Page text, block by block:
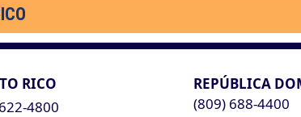
RICO
4800
REPÚBLICA
(809) 688-4400